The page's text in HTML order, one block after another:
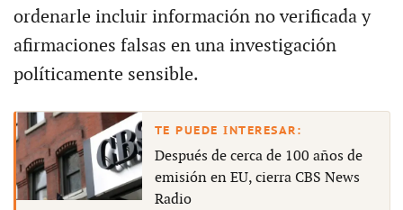
ordenarle incluir información no verificada y
afirmaciones falsas en una investigación
políticamente sensible.
Después de cerca de 100 años de
emisión en EU, cierra CBS News
Radio